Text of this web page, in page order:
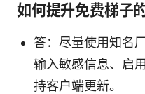
如何提升免费梯子
答：尽量使用知名
输入敏感信息、启
持客户端更新。